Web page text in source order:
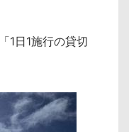
1日1施行の貸切